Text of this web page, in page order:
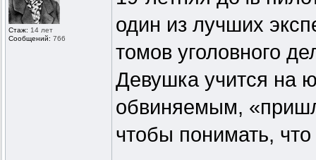
Стаж: 14 лет
Сообщений: 766
один из лучших
томов уголовного
Девушка учится на
обвиняемым,
чтобы понимать,